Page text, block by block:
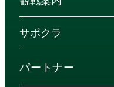
サポクラ
パートナー